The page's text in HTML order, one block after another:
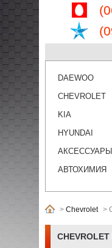
DAEWOO
CHEVROLET
KIA
HYUNDAI
АКСЕССУАРЫ
АВТОХИМИЯ
> Chevrolet >
CHEVROLET